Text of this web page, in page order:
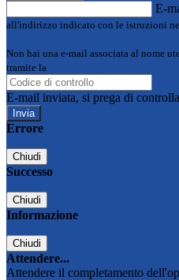
E-
all'indirizzo indicato con le istruzioni
Non hai una e-mail associata al nome
tramite la
E-mail inviata, si prega di
Errore
Chiudi
Successo
Chiudi
Informazione
Chiudi
Attendere...
Attendere il completamento